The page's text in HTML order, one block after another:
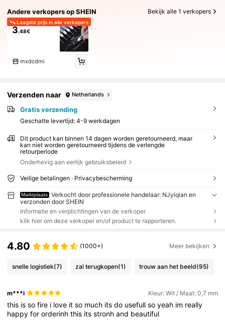
Andere verkopers op SHEIN Bekijk alle 1 verkopers
Laagste prijs in alle verkopers
3.48€
mxdcdmi
Verzenden naar Netherlands
Gratis verzending
Geschatte levertijd: 4-9 werkdagen
Dit product kan binnen 14 dagen worden geretourneerd, maar
kan niet worden geretourneerd tijdens de verlengde
retourperiode
Onderhevig aan eerlijk gebruiksbeleid
Veilige betalingen · Privacybescherming
Marktplaats
Verkocht door professionele handelaar: NJyiqian en
verzonden door SHEIN
Informatie en verplichtingen van de verkoper
klik hier om deze verkoper en/of product te rapporteren.
4.80 (1000+) Meer bekijken
snelle logistiek(7) zal terugkopen(1) trouw aan het beeld(95)
m***i Kleur: Wit / Maat: 0,7 mm
this issofire i love itso much itsdo usefullsoyeah im really
happyfororderinhthis itsstronhand beautiful